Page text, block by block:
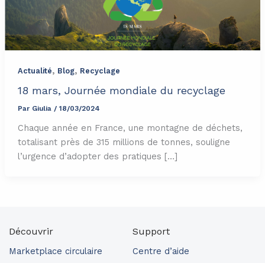
Actualité, Blog, Recyclage
18 mars, Journée mondiale du recyclage
Par Giulia / 18/03/2024
Chaque année en France, une montagne de déchets,
totalisant près de 315 millions de tonnes, souligne
l’urgence d’adopter des pratiques […]
Découvrir
Marketplace circulaire
Support
Centre d’aide